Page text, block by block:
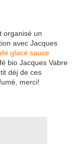
organisé un
avec Jacques
glacé sauce
bio Jacques Vabre
déj de ces
merci!